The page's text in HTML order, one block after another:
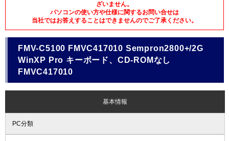
ざいません。
パソコンの使い方や仕様に関するお問い合せは
当社ではお答えすることはできませんのでご了承ください。
FMV-C5100 FMVC417010 Sempron2800+/2G
WinXP Pro キーボード、CD-ROMなし
FMVC417010
基本情報
PC分類